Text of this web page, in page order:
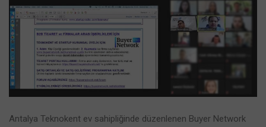
Antalya Teknokent ev sahipliğinde düzenlenen Buyer Network